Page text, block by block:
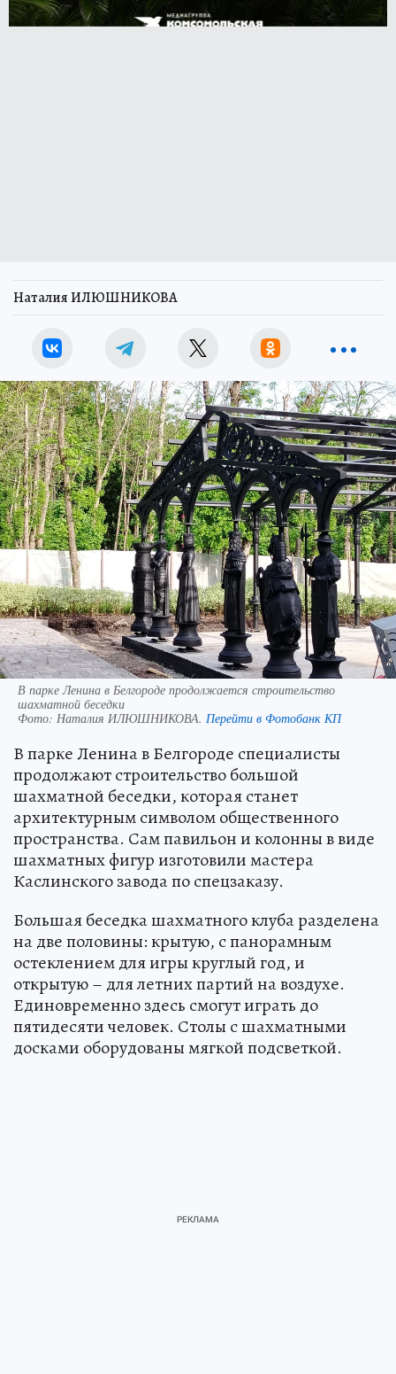
Наталия ИЛЮШНИКОВА
В парке Ленина в Белгороде продолжается строительство
шахматной беседки
Фото: Наталия ИЛЮШНИКОВА. Перейти в Фотобанк КП
В парке Ленина в Белгороде специалисты
продолжают строительство большой
шахматной беседки, которая станет
архитектурным символом общественного
пространства. Сам павильон и колонны в виде
шахматных фигур изготовили мастера
Каслинского завода по спецзаказу.
Большая беседка шахматного клуба разделена
на две половины: крытую, с панорамным
остеклением для игры круглый год, и
открытую – для летних партий на воздухе.
Единовременно здесь смогут играть до
пятидесяти человек. Столы с шахматными
досками оборудованы мягкой подсветкой.